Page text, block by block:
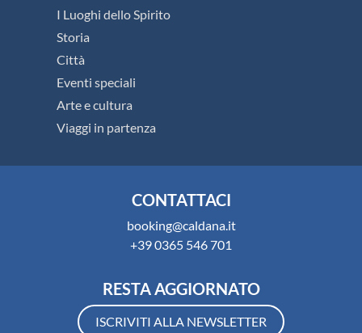
I Luoghi dello Spirito
Storia
Città
Eventi speciali
Arte e cultura
Viaggi in partenza
CONTATTACI
booking@caldana.it
+39 0365 546 701
RESTA AGGIORNATO
ISCRIVITI ALLA NEWSLETTER